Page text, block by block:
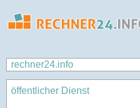
rechner24.info
öffentlicher Dienst